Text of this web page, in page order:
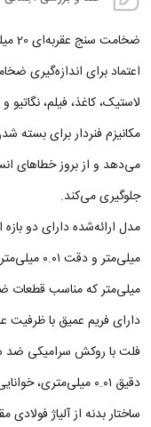
اعتماد برای اندازه‌گیری
لاستیک، کاغذ، فیلم،
مکانیزم فنردار برای بسته
می‌دهد و از بروز خطاهای
جلوگیری می‌کند.
میلی‌متر که مناسب قطعات
فلت با روکش سرامیکی ضد
دقیق ۰.۰۱ میلی‌متری، خوانایی و دقت فوق‌العاده‌ای دارد.
ساختار بدنه از آلیاژ